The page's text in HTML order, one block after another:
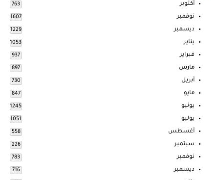
أكتوبر 763
نوفمبر 1607
ديسمبر 1229
يناير 1053
فبراير 937
مارس 897
أبريل 730
مايو 847
يونيو 1245
يوليو 1051
أغسطس 558
سبتمبر 226
نوفمبر 783
ديسمبر 716